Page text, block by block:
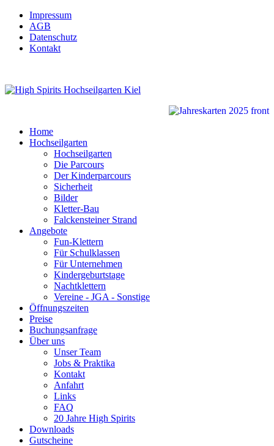
Impressum
AGB
Datenschutz
Kontakt
Home
Hochseilgarten
Hochseilgarten
Die Parcours
Der Kinderparcours
Sicherheit
Bilder
Kletter-Bau
Falckensteiner Strand
Angebote
Fun-Klettern
Für Schulklassen
Für Unternehmen
Kindergeburtstage
Nachtklettern
Vereine - JGA - Sonstige
Öffnungszeiten
Preise
Buchungsanfrage
Über uns
Unser Team
Jobs & Praktika
Kontakt
Anfahrt
Links
FAQ
20 Jahre High Spirits
Downloads
Gutscheine